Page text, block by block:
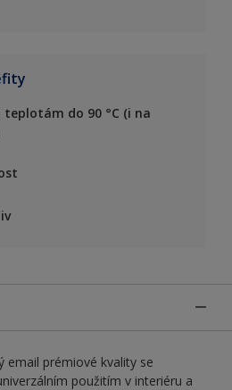
do 90 °C (i na
email prémiové kvality se
použitím v interiéru a